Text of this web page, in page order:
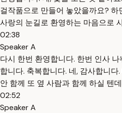
걸작품으로 만들어 놓았을까요?
사랑의 눈길로 환영하는 마음으로
02:38
Speaker A
다시 한번 환영합니다. 한번 인사
합니다. 축복합니다. 네, 감사합니다
안 함께 또 옆 사람과 함께 하실 텐
02:52
Speaker A